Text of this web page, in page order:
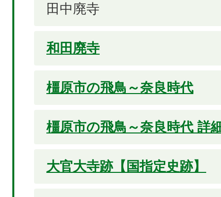
田中廃寺
和田廃寺
橿原市の飛鳥～奈良時代
橿原市の飛鳥～奈良時代 詳
大官大寺跡【国指定史跡】